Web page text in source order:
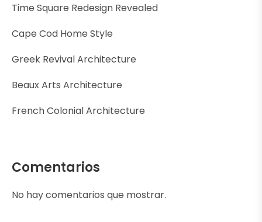
Time Square Redesign Revealed
Cape Cod Home Style
Greek Revival Architecture
Beaux Arts Architecture
French Colonial Architecture
Comentarios
No hay comentarios que mostrar.